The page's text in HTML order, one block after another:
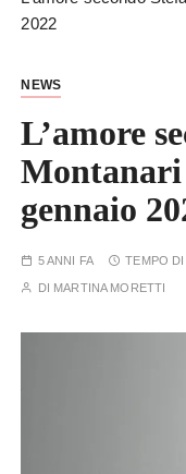
2022
NEWS
L’amore
Montanari
gennaio
5 ANNI FA TEMPO
DI MARTINA MORETTI